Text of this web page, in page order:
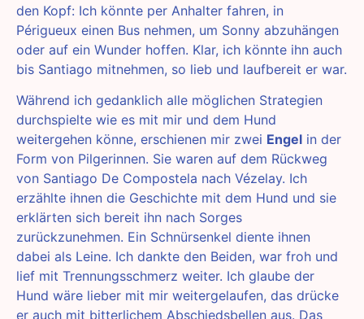
den Kopf: Ich könnte per Anhalter fahren, in
Périgueux einen Bus nehmen, um Sonny abzuhängen
oder auf ein Wunder hoffen. Klar, ich könnte ihn auch
bis Santiago mitnehmen, so lieb und laufbereit er war.
Während ich gedanklich alle möglichen Strategien
durchspielte wie es mit mir und dem Hund
weitergehen könne, erschienen mir zwei Engel in der
Form von Pilgerinnen. Sie waren auf dem Rückweg
von Santiago De Compostela nach Vézelay. Ich
erzählte ihnen die Geschichte mit dem Hund und sie
erklärten sich bereit ihn nach Sorges
zurückzunehmen. Ein Schnürsenkel diente ihnen
dabei als Leine. Ich dankte den Beiden, war froh und
lief mit Trennungsschmerz weiter. Ich glaube der
Hund wäre lieber mit mir weitergelaufen, das drücke
er auch mit bitterlichem Abschiedsbellen aus. Das